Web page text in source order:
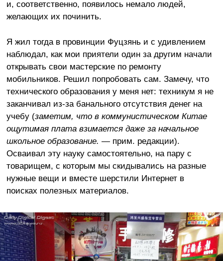
и, соответственно, появилось немало людей,
желающих их починить.
Я жил тогда в провинции Фуцзянь и с удивлением
наблюдал, как мои приятели один за другим начали
открывать свои мастерские по ремонту
мобильников. Решил попробовать сам. Замечу, что
технического образования у меня нет: техникум я не
заканчивал из-за банального отсутствия денег на
учебу (заметим, что в коммунистическом Китае
ощутимая плата взимается даже за начальное
школьное образование. — прим. редакции).
Осваивал эту науку самостоятельно, на пару с
товарищем, с которым мы скидывались на разные
нужные вещи и вместе шерстили Интернет в
поисках полезных материалов.